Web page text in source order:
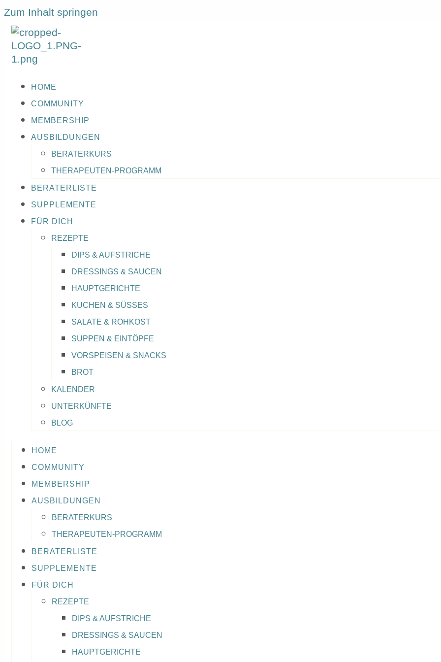
Zum Inhalt springen
HOME
COMMUNITY
MEMBERSHIP
AUSBILDUNGEN
BERATERKURS
THERAPEUTEN-PROGRAMM
BERATERLISTE
SUPPLEMENTE
FÜR DICH
REZEPTE
DIPS & AUFSTRICHE
DRESSINGS & SAUCEN
HAUPTGERICHTE
KUCHEN & SÜSSES
SALATE & ROHKOST
SUPPEN & EINTÖPFE
VORSPEISEN & SNACKS
BROT
KALENDER
UNTERKÜNFTE
BLOG
HOME
COMMUNITY
MEMBERSHIP
AUSBILDUNGEN
BERATERKURS
THERAPEUTEN-PROGRAMM
BERATERLISTE
SUPPLEMENTE
FÜR DICH
REZEPTE
DIPS & AUFSTRICHE
DRESSINGS & SAUCEN
HAUPTGERICHTE